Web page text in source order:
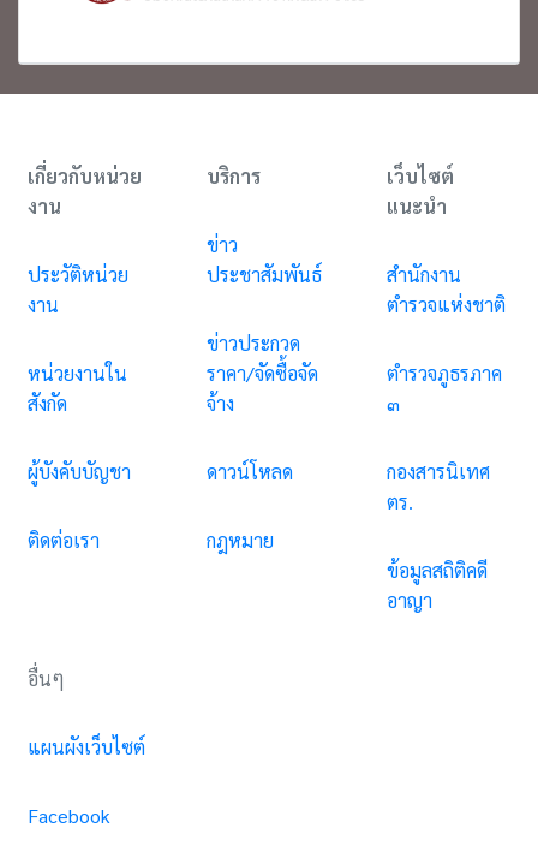
เกี่ยวกับหน่วย
งาน
ประวัติหน่วย
งาน
หน่วยงานใน
สังกัด
ผู้บังคับบัญชา
ติดต่อเรา
บริการ
ข่าว
ประชาสัมพันธ์
ข่าวประกวด
ราคา/จัดซื้อจัด
จ้าง
ดาวน์โหลด
กฎหมาย
เว็บไซต์
แนะนำ
สำนักงาน
ตำรวจแห่งชาติ
ตำรวจภูธรภาค
๓
กองสารนิเทศ
ตร.
ข้อมูลสถิติคดี
อาญา
อื่นๆ
แผนผังเว็บไซต์
Facebook